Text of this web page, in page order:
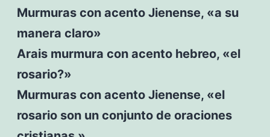
Murmuras con acento Jienense, «a su
manera claro»
Arais murmura con acento hebreo, «el
rosario?»
Murmuras con acento Jienense, «el
rosario son un conjunto de oraciones